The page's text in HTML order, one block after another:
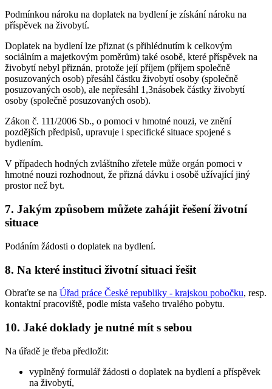
Podmínkou nároku na doplatek na bydlení je získání nároku na
příspěvek na živobytí.
Doplatek na bydlení lze přiznat (s přihlédnutím k celkovým
sociálním a majetkovým poměrům) také osobě, které příspěvek na
živobytí nebyl přiznán, protože její příjem (příjem společně
posuzovaných osob) přesáhl částku živobytí osoby (společně
posuzovaných osob), ale nepřesáhl 1,3násobek částky živobytí
osoby (společně posuzovaných osob).
Zákon č. 111/2006 Sb., o pomoci v hmotné nouzi, ve znění
pozdějších předpisů, upravuje i specifické situace spojené s
bydlením.
V případech hodných zvláštního zřetele může orgán pomoci v
hmotné nouzi rozhodnout, že přizná dávku i osobě užívající jiný
prostor než byt.
7. Jakým způsobem můžete zahájit řešení životní
situace
Podáním žádosti o doplatek na bydlení.
8. Na které instituci životní situaci řešit
Obraťte se na Úřad práce České republiky - krajskou pobočku, resp.
kontaktní pracoviště, podle místa vašeho trvalého pobytu.
10. Jaké doklady je nutné mít s sebou
Na úřadě je třeba předložit:
vyplněný formulář žádosti o doplatek na bydlení a příspěvek
na živobytí,